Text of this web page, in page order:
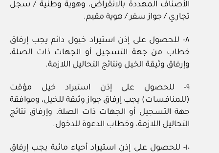
الأصناف المهددة بالانقراض، وهوية وطنية / سجل
تجاري / جواز سفر / هوية مقيم.
٨- للحصول على إذن استيراد خيول دائم يجب إرفاق
خطاب من جهة التسجيل أو الجهات ذات الصلة،
وإرفاق وثيقة الخيل ونتائج التحاليل اللازمة.
٩- للحصول على إذن استيراد خيل مؤقت
(للمنافسات) يجب إرفاق جواز وثيقة للخيل، وموافقة
جهة التسجيل أو الجهات ذات الصلة، وإرفاق نتائج
التحاليل اللازمة، وخطاب الدعوة للدخول.
١٠- للحصول على إذن استيراد أحياء مائية يجب إرفاق